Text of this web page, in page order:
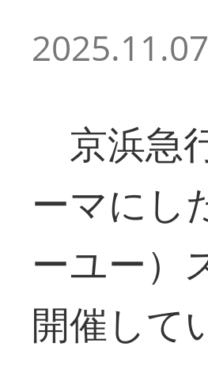
2025.11.07
京浜急
ーマにし
ーユー）
開催して